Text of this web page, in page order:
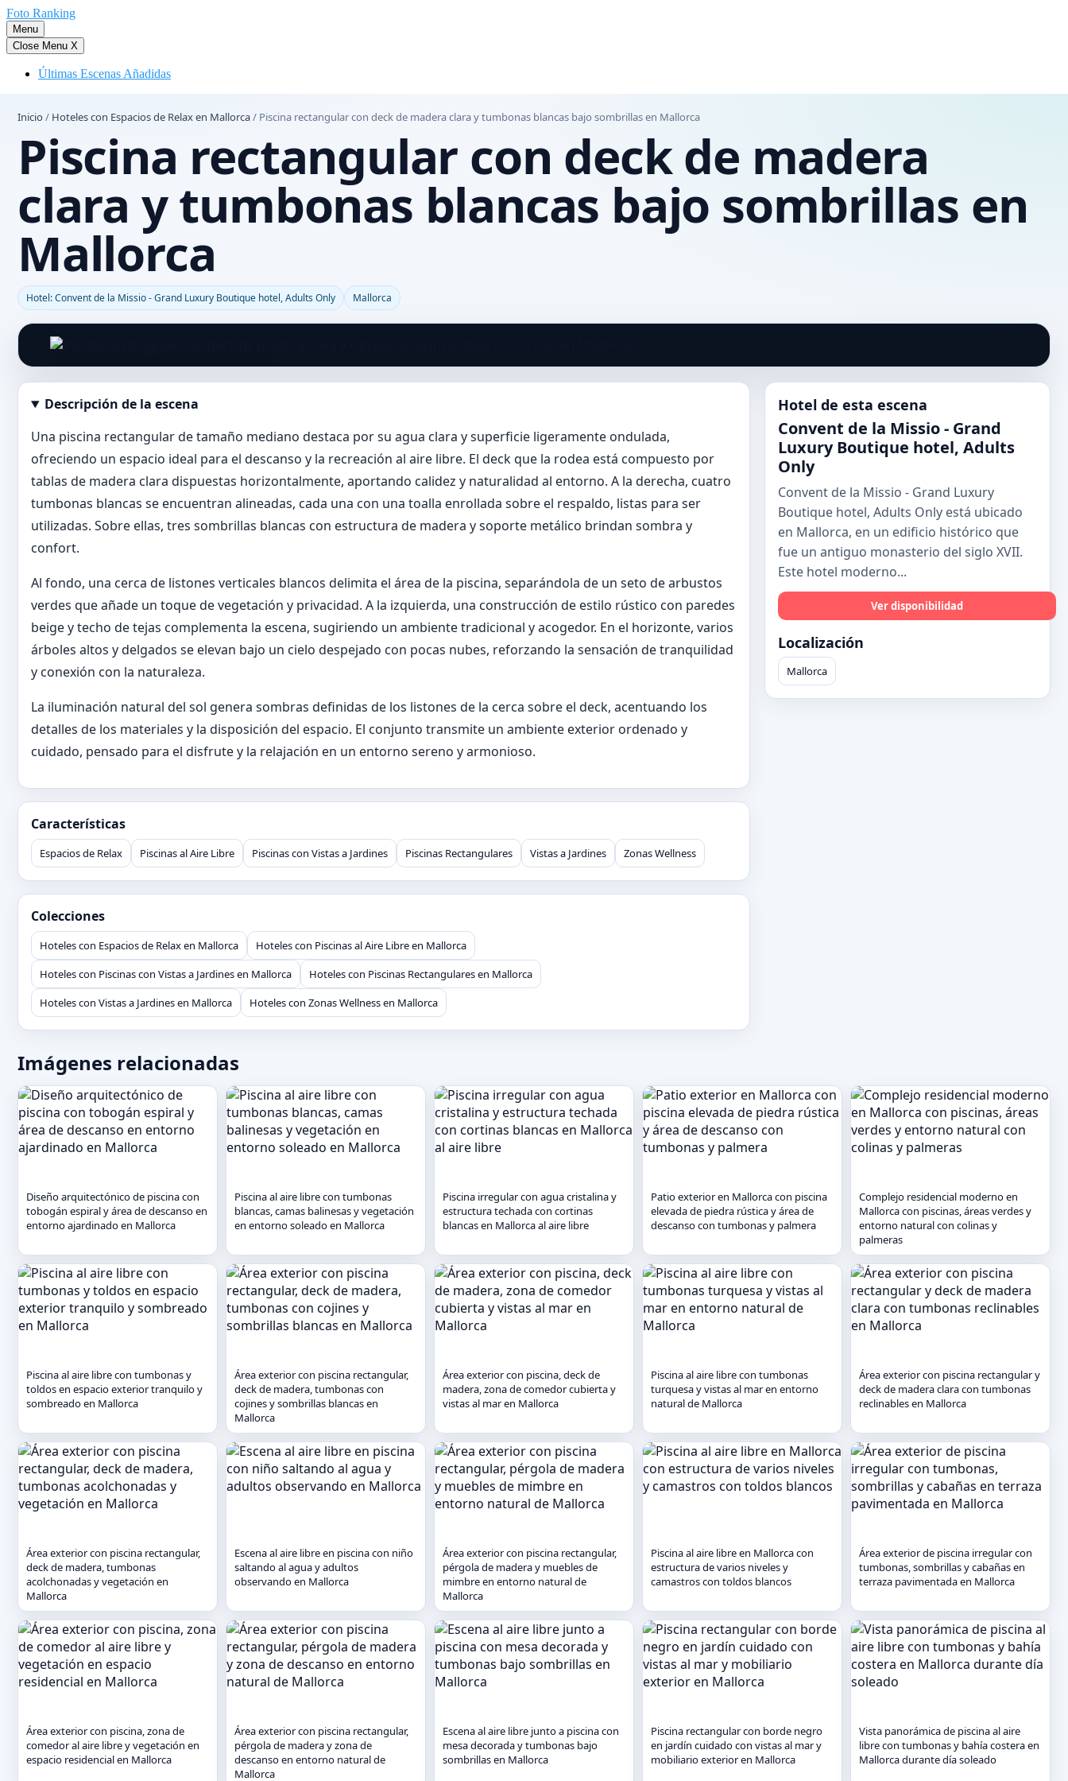
Saltar
al
contenido
Foto Ranking
Menu
Close Menu X
Últimas Escenas Añadidas
Inicio / Hoteles con Espacios de Relax en Mallorca/ Piscina rectangular con deck de madera clara y tumbonas blancas bajo sombrillas en Mallorca
Piscina rectangular con deck de madera
clara y tumbonas blancas bajo sombrillas en
Mallorca
Hotel: Convent de la Missio - Grand Luxury Boutique hotel, Adults Only Mallorca
Abrir imagen en tamaño completo
Descripción de la escena
Una piscina rectangular de tamaño mediano destaca por su agua clara y superficie ligeramente ondulada,
ofreciendo un espacio ideal para el descanso y la recreación al aire libre. El deck que la rodea está compuesto por
tablas de madera clara dispuestas horizontalmente, aportando calidez y naturalidad al entorno. A la derecha, cuatro
tumbonas blancas se encuentran alineadas, cada una con una toalla enrollada sobre el respaldo, listas para ser
utilizadas. Sobre ellas, tres sombrillas blancas con estructura de madera y soporte metálico brindan sombra y
confort.
Al fondo, una cerca de listones verticales blancos delimita el área de la piscina, separándola de un seto de arbustos
verdes que añade un toque de vegetación y privacidad. A la izquierda, una construcción de estilo rústico con paredes
beige y techo de tejas complementa la escena, sugiriendo un ambiente tradicional y acogedor. En el horizonte, varios
árboles altos y delgados se elevan bajo un cielo despejado con pocas nubes, reforzando la sensación de tranquilidad
y conexión con la naturaleza.
La iluminación natural del sol genera sombras definidas de los listones de la cerca sobre el deck, acentuando los
detalles de los materiales y la disposición del espacio. El conjunto transmite un ambiente exterior ordenado y
cuidado, pensado para el disfrute y la relajación en un entorno sereno y armonioso.
Características
Espacios de Relax Piscinas al Aire Libre Piscinas con Vistas a Jardines Piscinas Rectangulares Vistas a Jardines Zonas Wellness
Colecciones
Hoteles con Espacios de Relax en Mallorca
Hoteles con Piscinas al Aire Libre en Mallorca
Hoteles con Piscinas con Vistas a Jardines en Mallorca
Hoteles con Piscinas Rectangulares en Mallorca
Hoteles con Vistas a Jardines en Mallorca
Hoteles con Zonas Wellness en Mallorca
Hotel de esta escena
Convent de la Missio - Grand
Luxury Boutique hotel, Adults
Only
Convent de la Missio - Grand Luxury
Boutique hotel, Adults Only está ubicado
en Mallorca, en un edificio histórico que
fue un antiguo monasterio del siglo XVII.
Este hotel moderno...
Ver disponibilidad
Localización
Mallorca
Imágenes relacionadas
Diseño arquitectónico de piscina con
tobogán espiral y área de descanso en
entorno ajardinado en Mallorca
Piscina al aire libre con tumbonas
blancas, camas balinesas y vegetación
en entorno soleado en Mallorca
Piscina irregular con agua cristalina y
estructura techada con cortinas
blancas en Mallorca al aire libre
Patio exterior en Mallorca con piscina
elevada de piedra rústica y área de
descanso con tumbonas y palmera
Complejo residencial moderno en
Mallorca con piscinas, áreas verdes y
entorno natural con colinas y
palmeras
Piscina al aire libre con tumbonas y
toldos en espacio exterior tranquilo y
sombreado en Mallorca
Área exterior con piscina rectangular,
deck de madera, tumbonas con
cojines y sombrillas blancas en
Mallorca
Área exterior con piscina, deck de
madera, zona de comedor cubierta y
vistas al mar en Mallorca
Piscina al aire libre con tumbonas
turquesa y vistas al mar en entorno
natural de Mallorca
Área exterior con piscina rectangular y
deck de madera clara con tumbonas
reclinables en Mallorca
Área exterior con piscina rectangular,
deck de madera, tumbonas
acolchonadas y vegetación en
Mallorca
Escena al aire libre en piscina con niño
saltando al agua y adultos
observando en Mallorca
Área exterior con piscina rectangular,
pérgola de madera y muebles de
mimbre en entorno natural de
Mallorca
Piscina al aire libre en Mallorca con
estructura de varios niveles y
camastros con toldos blancos
Área exterior de piscina irregular con
tumbonas, sombrillas y cabañas en
terraza pavimentada en Mallorca
Área exterior con piscina, zona de
comedor al aire libre y vegetación en
espacio residencial en Mallorca
Área exterior con piscina rectangular,
pérgola de madera y zona de
descanso en entorno natural de
Mallorca
Escena al aire libre junto a piscina con
mesa decorada y tumbonas bajo
sombrillas en Mallorca
Piscina rectangular con borde negro
en jardín cuidado con vistas al mar y
mobiliario exterior en Mallorca
Vista panorámica de piscina al aire
libre con tumbonas y bahía costera en
Mallorca durante día soleado